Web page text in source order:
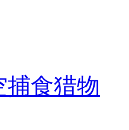
捕食猎物